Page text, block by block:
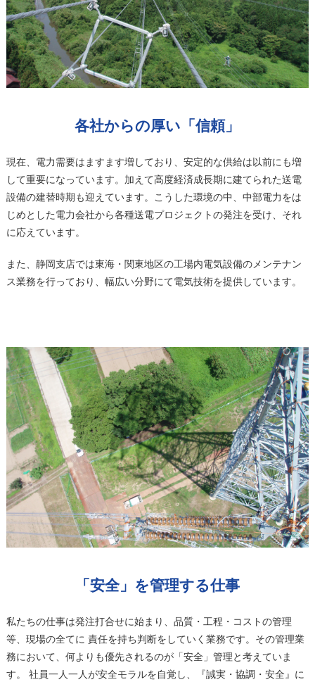
各社からの厚い「信頼」
現在、電力需要はますます増しており、安定的な供給は以前にも増
して重要になっています。加えて高度経済成長期に建てられた送電
設備の建替時期も迎えています。こうした環境の中、中部電力をは
じめとした電力会社から各種送電プロジェクトの発注を受け、それ
に応えています。
また、静岡支店では東海・関東地区の工場内電気設備のメンテナン
ス業務を行っており、幅広い分野にて電気技術を提供しています。
「安全」を管理する仕事
私たちの仕事は発注打合せに始まり、品質・工程・コストの管理
等、現場の全てに 責任を持ち判断をしていく業務です。その管理業
務において、何よりも優先されるのが「安全」管理と考えていま
す。 社員一人一人が安全モラルを自覚し、『誠実・協調・安全』に